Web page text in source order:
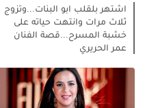
اشتهر بلقلب ابو البنات...وتزوج
ثلاث مرات وانتهت حياته على
خشبة المسرح...قصة الفنان
عمر الحريري